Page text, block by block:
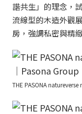
諧共生」的理念，
流線型的木造外觀
房，強調私密與精
THE PASONA